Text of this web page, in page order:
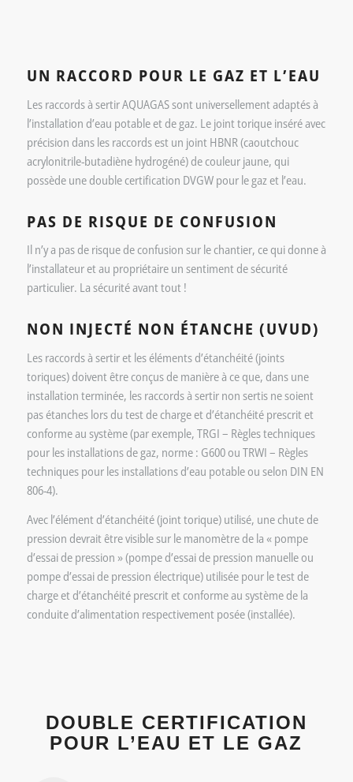
UN RACCORD POUR LE GAZ ET L’EAU
Les raccords à sertir AQUAGAS sont universellement adaptés à
l’installation d’eau potable et de gaz. Le joint torique inséré avec
précision dans les raccords est un joint HBNR (caoutchouc
acrylonitrile-butadiène hydrogéné) de couleur jaune, qui
possède une double certification DVGW pour le gaz et l’eau.
PAS DE RISQUE DE CONFUSION
Il n’y a pas de risque de confusion sur le chantier, ce qui donne à
l’installateur et au propriétaire un sentiment de sécurité
particulier. La sécurité avant tout !
NON INJECTÉ NON ÉTANCHE (UVUD)
Les raccords à sertir et les éléments d’étanchéité (joints
toriques) doivent être conçus de manière à ce que, dans une
installation terminée, les raccords à sertir non sertis ne soient
pas étanches lors du test de charge et d’étanchéité prescrit et
conforme au système (par exemple, TRGI – Règles techniques
pour les installations de gaz, norme : G600 ou TRWI – Règles
techniques pour les installations d’eau potable ou selon DIN EN
806-4).
Avec l’élément d’étanchéité (joint torique) utilisé, une chute de
pression devrait être visible sur le manomètre de la « pompe
d’essai de pression » (pompe d’essai de pression manuelle ou
pompe d’essai de pression électrique) utilisée pour le test de
charge et d’étanchéité prescrit et conforme au système de la
conduite d’alimentation respectivement posée (installée).
DOUBLE CERTIFICATION
POUR L’EAU ET LE GAZ